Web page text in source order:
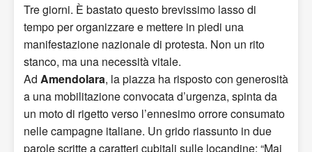
Tre giorni. È bastato questo brevissimo lasso di
tempo per organizzare e mettere in piedi una
manifestazione nazionale di protesta. Non un rito
stanco, ma una necessità vitale.
Ad Amendolara, la piazza ha risposto con generosità
a una mobilitazione convocata d’urgenza, spinta da
un moto di rigetto verso l’ennesimo orrore consumato
nelle campagne italiane. Un grido riassunto in due
parole scritte a caratteri cubitali sulle locandine: “Mai